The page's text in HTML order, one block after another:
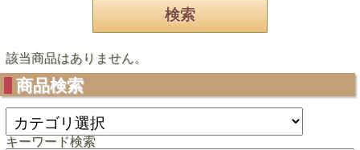
該当商品はありません。
商品検索
キーワード検索